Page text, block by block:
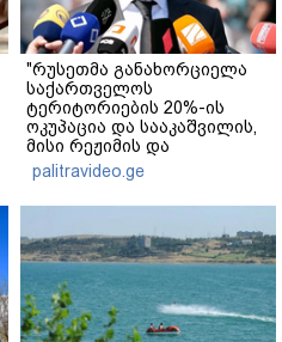
"რუსეთმა განახორციელა
საქართველოს
ტერიტორიების 20%-ის
ოკუპაცია და სააკაშვილის,
მისი რეჟიმის და
"ნაცმოძრაობის" ღალატი
ვერანაირად ვერ
გადაფარავს ამ
კობახიძე
palitravideo.ge